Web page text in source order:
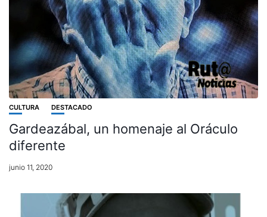
CULTURA DESTACADO
Gardeazábal, un homenaje al Oráculo
diferente
junio 11, 2020